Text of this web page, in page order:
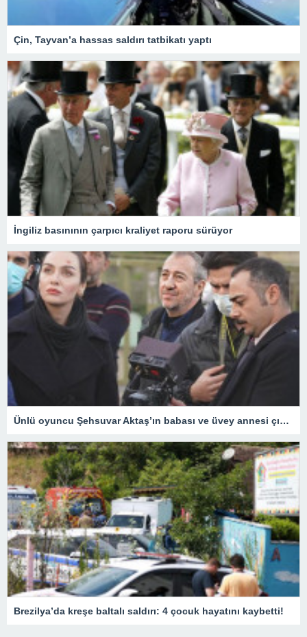
Çin, Tayvan’a hassas saldırı tatbikatı yaptı
İngiliz basınının çarpıcı kraliyet raporu sürüyor
Ünlü oyuncu Şehsuvar Aktaş’ın babası ve üvey annesi çıkan yangında hayatını kaybetti
Brezilya’da kreşe baltalı saldırı: 4 çocuk hayatını kaybetti!